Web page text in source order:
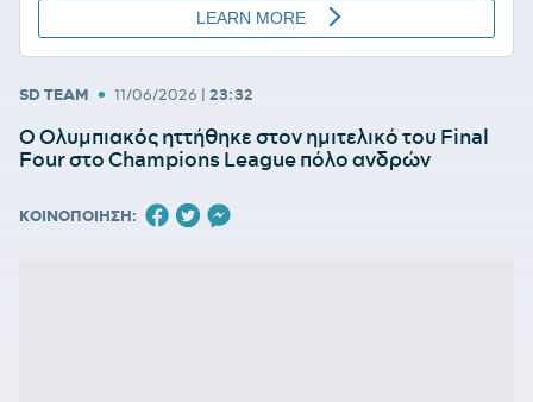
SD TEAM • 11/06/2026 | 23:32
Ο Ολυμπιακός ηττήθηκε στον ημιτελικό του Final
Four στο Champions League πόλο ανδρών
ΚΟΙΝΟΠΟΙΗΣΗ: